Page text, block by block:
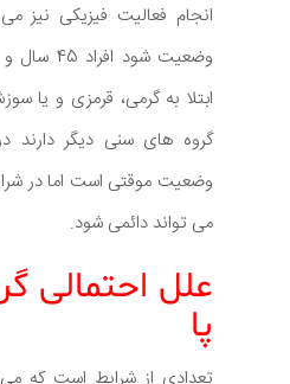
انجام فعالیت فیزیکی نیز
وضعیت
ابتلا به گرمی، قرمزی و یا
گروه های سنی دیگر دارند
وضعیت موقتی است اما در
می تواند دائمی شود.
علل احتمالی
پا